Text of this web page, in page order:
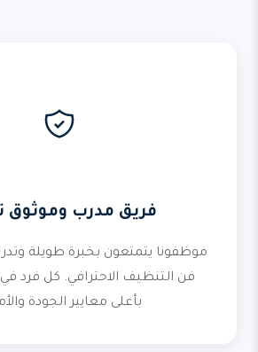
فريق مدرب وموثوق
موظفونا يتمتعون بخبرة طويلة
فن التنظيف الاحترافي. كل فرد في
بأعلى معايير الجودة